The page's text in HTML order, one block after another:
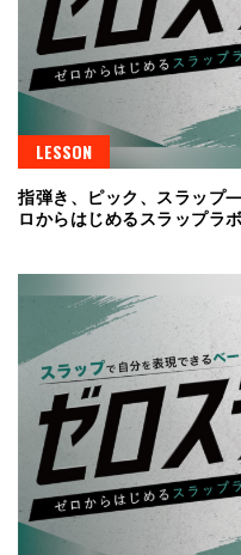
LESSON
指弾き、ピック、スラッ
ロからはじめるスラップラ